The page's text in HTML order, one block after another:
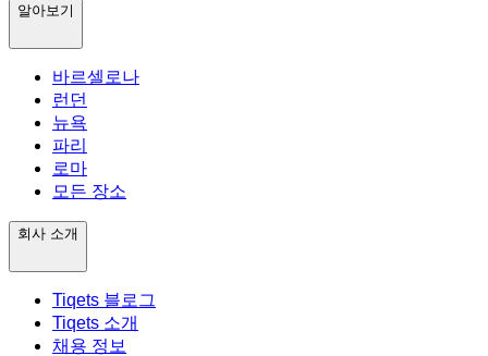
알아보기
바르셀로나
런던
뉴욕
파리
로마
모든 장소
회사 소개
Tiqets 블로그
Tiqets 소개
채용 정보